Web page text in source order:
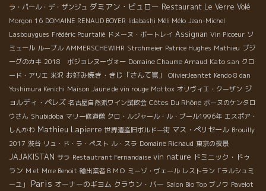
ラ・パール・デ・ザンジュ ダミアン・ビュロー Restaurant Le Verre Volé
Morgon 16 DOMAINE RENAUD BOYER Iidabashi Méli Mélo Jean-Michel
Lasbouygues Frédéric Pourtalié ドメーヌ・ボートレイ Assignan Vin Picoeur ソ
ミュール ルーブル AMMERSCHEWIHR Strohmeier Patrice Hughes Mathieu ブジ
ーグのカキ 2018 ボジョレヌーヴォー Domaine Chaume Arnaud Kato san クロ
ード・アリエ 米沢 お好み焼き・きじ「さんて寛」 OlivierJeantet Kendo 8 dan
Yoshimura Kenichi Maison Jaune de vin rouge Mottox オリヴィエ・クーザン ジ
ョルディ・ペレズ 名古屋自然派ワイン試飲会 Côtes Du Rhône ボーヌのケンタロ
ウさん Shubidoba マリー修道僧 クロ・ルジャール・ル・ブール1996年 エスポア・
しんかわ Mathieu Lapierre 世界遺産旧ボルドー街 マス・ぺリセール Brouilly
2017 渋谷 リュ・ド・ラ・ペスト ル・スラ Domaine Richaud 東京の夜景
JAJAKISTAN サラ Restautrant Fernandaise vin nature ドミニック・ドゥ
ラン M et Mme Benoit 輸出業者ＢＭＯ ミーゾ・ヴェール レストラン「ラルシュミ
ーユ」
Paris オーナーのギヨム クラウン・バー Salon Bio Top ブノワ Pavelot